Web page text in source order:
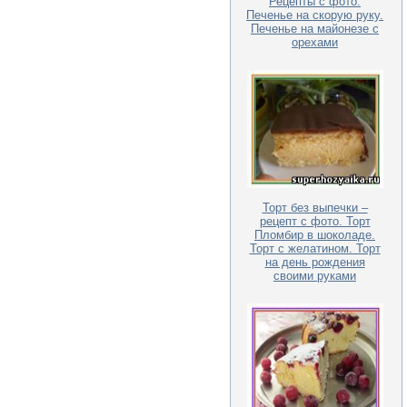
Печенье на скорую руку.
Печенье на майонезе с
орехами
Торт без выпечки –
рецепт с фото. Торт
Пломбир в шоколаде.
Торт с желатином. Торт
на день рождения
своими руками